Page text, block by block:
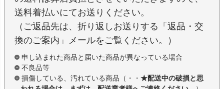
送料着払いにてお送りください。
（ご返品先は、折り返しお送りする「返品・交
換のご案内」メールをご覧ください。）
申し込まれた商品と届いた商品が異なっている場合
不良品等
損傷している、汚れている商品（・・ ★配送中の破損と思